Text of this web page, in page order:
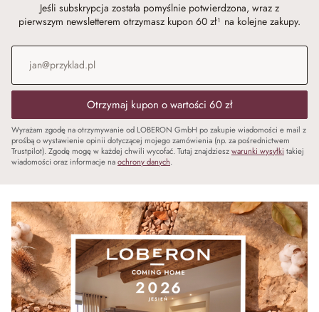
Jeśli subskrypcja została pomyślnie potwierdzona, wraz z
pierwszym newsletterem otrzymasz kupon 60 zł¹ na kolejne zakupy.
Adres e-mail
Otrzymaj kupon o wartości 60 zł
Wyrażam zgodę na otrzymywanie od LOBERON GmbH po zakupie wiadomości e mail z
prośbą o wystawienie opinii dotyczącej mojego zamówienia (np. za pośrednictwem
Trustpilot). Zgodę mogę w każdej chwili wycofać. Tutaj znajdzieszwarunki wysyłki takiej
wiadomości oraz informacje naochrony danych.